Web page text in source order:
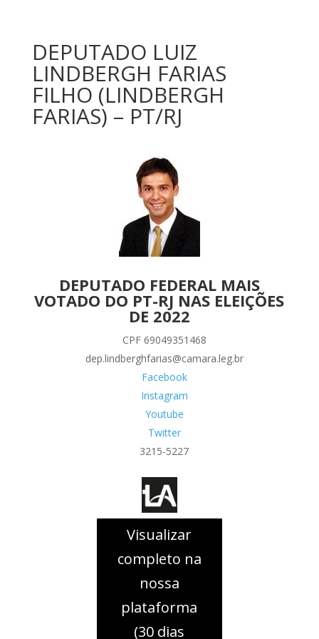
DEPUTADO LUIZ
LINDBERGH FARIAS
FILHO (LINDBERGH
FARIAS) – PT/RJ
DEPUTADO FEDERAL MAIS
VOTADO DO PT-RJ NAS ELEIÇÕES
DE 2022
CPF 69049351468
dep.lindberghfarias@camara.leg.br
Facebook
Instagram
Youtube
Twitter
3215-5227
Visualizar
completo na
nossa
plataforma
(30 dias